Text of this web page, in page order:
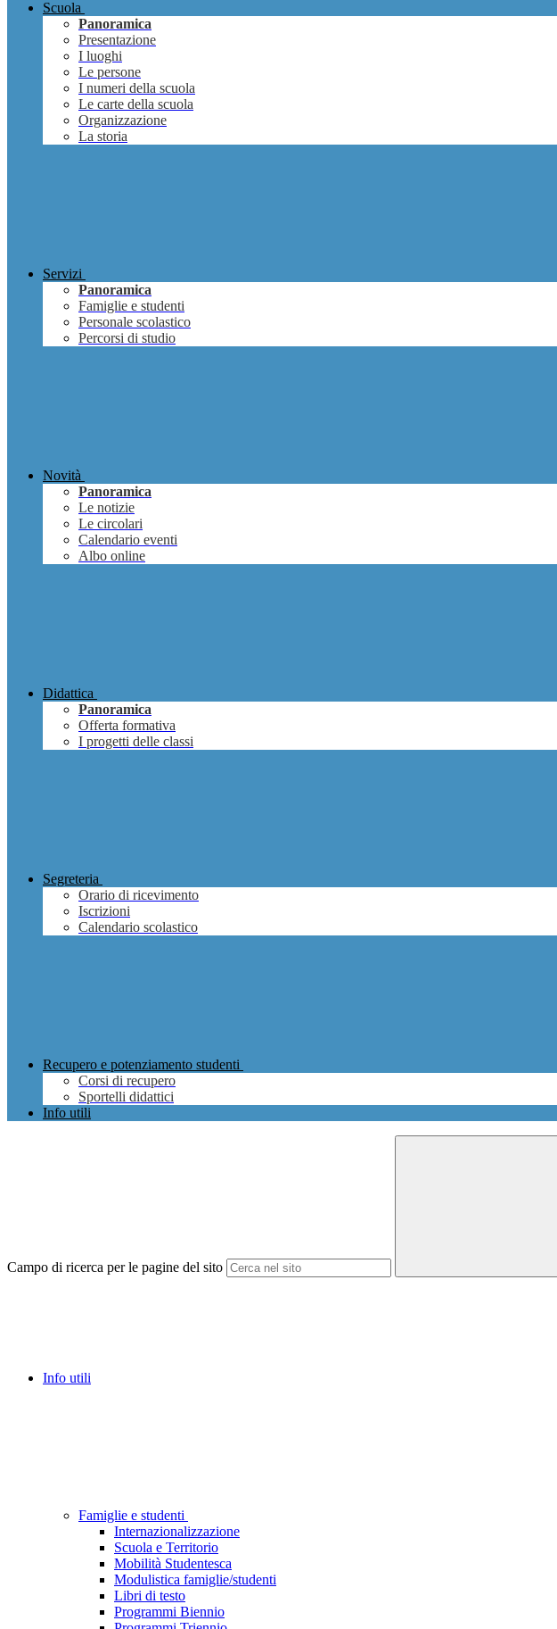
Scuola
Panoramica
Presentazione
I luoghi
Le persone
I numeri della scuola
Le carte della scuola
Organizzazione
La storia
Servizi
Panoramica
Famiglie e studenti
Personale scolastico
Percorsi di studio
Novità
Panoramica
Le notizie
Le circolari
Calendario eventi
Albo online
Didattica
Panoramica
Offerta formativa
I progetti delle classi
Segreteria
Orario di ricevimento
Iscrizioni
Calendario scolastico
Recupero e potenziamento studenti
Corsi di recupero
Sportelli didattici
Info utili
Campo di ricerca per le pagine del sito
Info utili
Famiglie e studenti
Internazionalizzazione
Scuola e Territorio
Mobilità Studentesca
Modulistica famiglie/studenti
Libri di testo
Programmi Biennio